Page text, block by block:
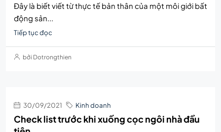
Đây là biết viết từ thực tế bản thân của một môi giới bất
động sản...
Tiếp tục đọc
bởi Dotrongthien
30/09/2021 Kinh doanh
Check list trước khi xuống cọc ngôi nhà đầu